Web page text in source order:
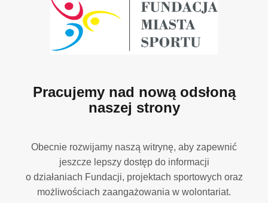
Pracujemy nad nową odsłoną
naszej strony
Obecnie rozwijamy naszą witrynę, aby zapewnić
jeszcze lepszy dostęp do informacji
o działaniach Fundacji, projektach sportowych oraz
możliwościach zaangażowania w wolontariat.